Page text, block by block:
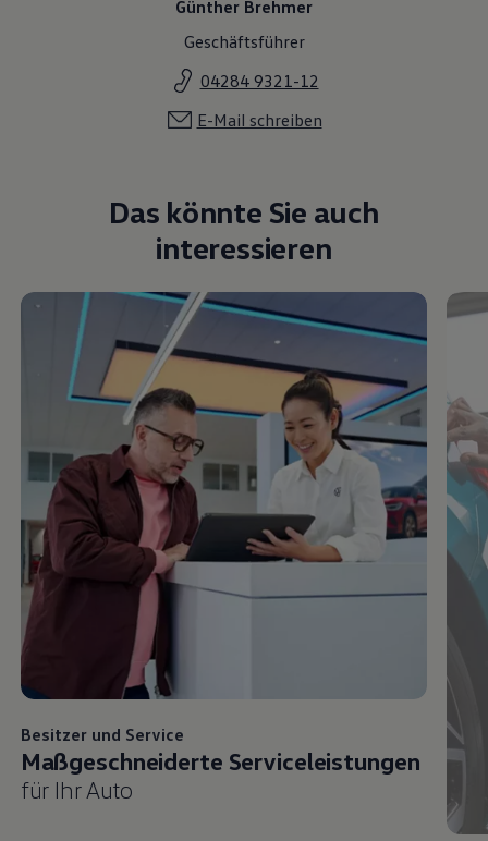
Günther Brehmer
Geschäftsführer
04284 9321-12
E-Mail schreiben
Das könnte Sie auch
interessieren
Besitzer und Service
Maßgeschneiderte Serviceleistungen
für Ihr Auto